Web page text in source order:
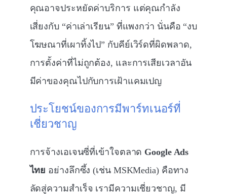
คุณอาจประหยัดค่าบริการ แต่คุณกำลัง
เสี่ยงกับ “ค่าเล่าเรียน” ที่แพงกว่า นั่นคือ “งบ
โฆษณาที่เผาทิ้งไป” กับคีย์เวิร์ดที่ผิดพลาด,
การตั้งค่าที่ไม่ถูกต้อง, และการเสียเวลาอัน
มีค่าของคุณไปกับการเฝ้าแคมเปญ
ประโยชน์ของการมีพาร์ทเนอร์ที่
เชี่ยวชาญ
การจ้างเอเจนซี่ที่เข้าใจตลาด Google Ads
ไทย อย่างลึกซึ้ง (เช่น MSKMedia) คือทาง
ลัดสู่ความสำเร็จ เรามีความเชี่ยวชาญ, มี